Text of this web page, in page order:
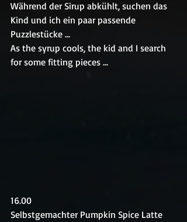
Während der Sirup abkühlt, suchen das
Kind und ich ein paar passende
Puzzlestücke ...
As the syrup cools, the kid and I search
for some fitting pieces ...
16.00
Selbstgemachter Pumpkin Spice Latte